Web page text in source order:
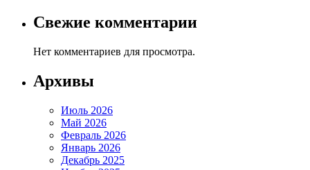
Свежие комментарии
Нет комментариев для просмотра.
Архивы
Июль 2026
Май 2026
Февраль 2026
Январь 2026
Декабрь 2025